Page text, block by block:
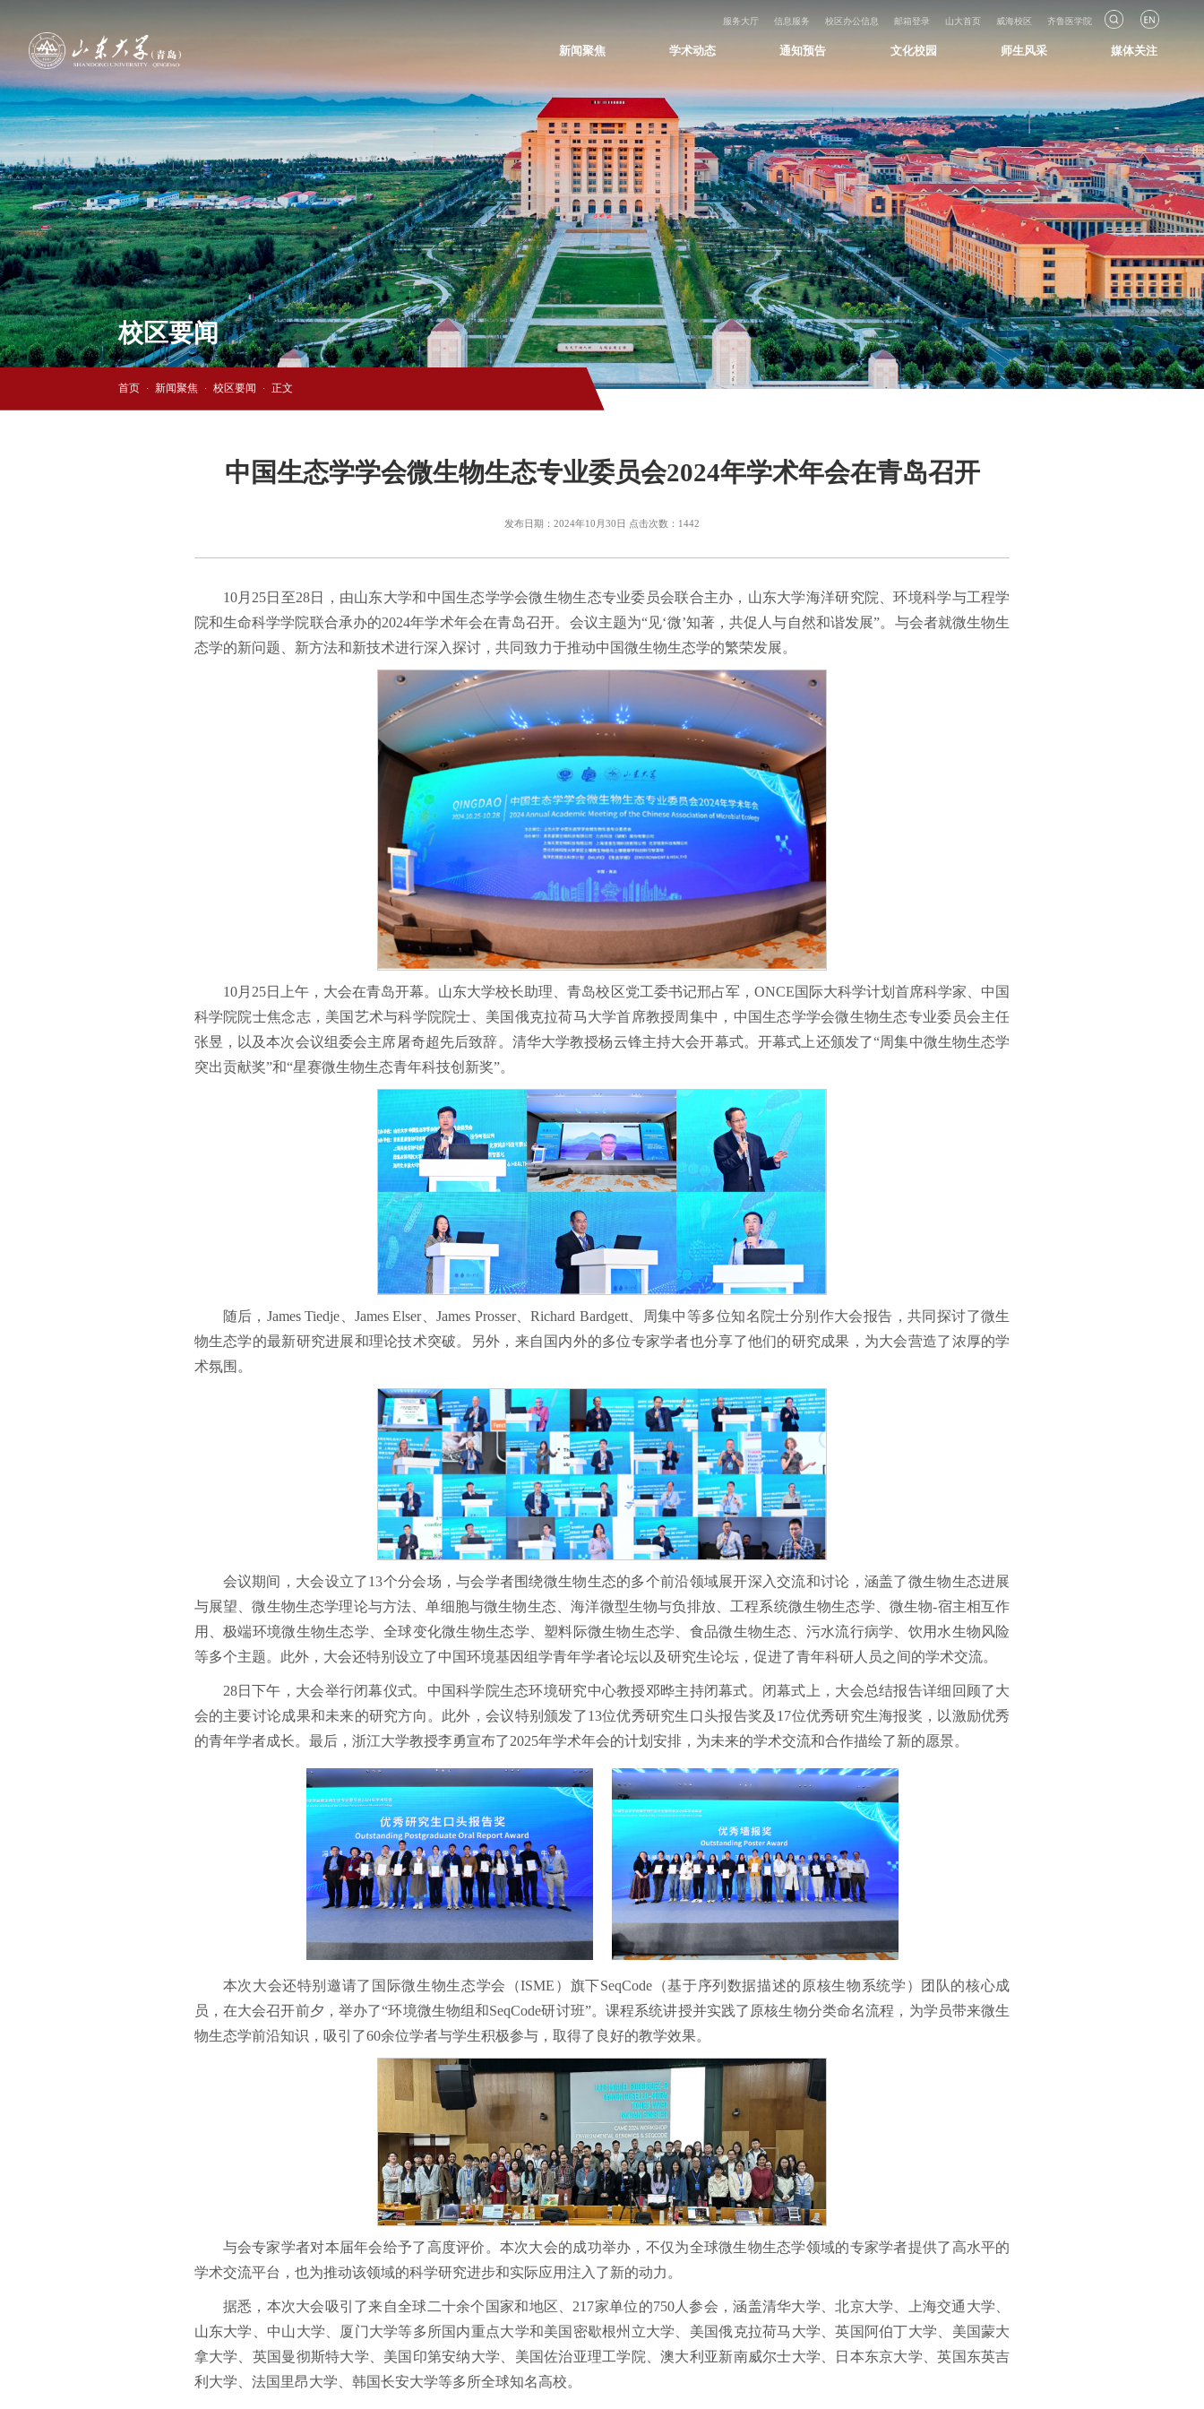
服务大厅 信息服务 校区办公信息 邮箱登录 山大首页 威海校区 齐鲁医学院
新闻聚焦 学术动态 通知预告 文化校园 师生风采 媒体关注
校区要闻
首页 · 新闻聚焦 · 校区要闻 · 正文
中国生态学学会微生物生态专业委员会2024年学术年会在青岛召开
发布日期：2024年10月30日 点击次数： 1442
10月25日至28日，由山东大学和中国生态学学会微生物生态专业委员会联合主办，山东大学海洋研究院、环境科学与工程学
院和生命科学学院联合承办的2024年学术年会在青岛召开。会议主题为“见‘微’知著，共促人与自然和谐发展”。 与会者就微生物生
态学的新问题、新方法和新技术进行深入探讨，共同致力于推动中国微生物生态学的繁荣发展。
10月25日上午，大会在青岛开幕。山东大学校长助理、青岛校区党工委书记邢占军，ONCE国际大科学计划首席科学家、中国
科学院院士焦念志，美国艺术与科学院院士、美国俄克拉荷马大学首席教授周集中，中国生态学学会微生物生态专业委员会主任
张昱，以及本次会议组委会主席屠奇超先后致辞。清华大学教授杨云锋主持大会开幕式。开幕式上还颁发了“周集中微生物生态学
突出贡献奖”和“星赛微生物生态青年科技创新奖”。
随后，James Tiedje、James Elser、James Prosser、Richard Bardgett、周集中等多位知名院士分别作大会报告，共同探讨了微生
物生态学的最新研究进展和理论技术突破。另外，来自国内外的多位专家学者也分享了他们的研究成果，为大会营造了浓厚的学
术氛围。
会议期间，大会设立了13个分会场，与会学者围绕微生物生态的多个前沿领域展开深入交流和讨论，涵盖了微生物生态进展
与展望、微生物生态学理论与方法、单细胞与微生物生态、海洋微型生物与负排放、工程系统微生物生态学、微生物-宿主相互作
用、极端环境微生物生态学、全球变化微生物生态学、塑料际微生物生态学、食品微生物生态、污水流行病学、饮用水生物风险
等多个主题。此外，大会还特别设立了中国环境基因组学青年学者论坛以及研究生论坛，促进了青年科研人员之间的学术交流。
28日下午，大会举行闭幕仪式。中国科学院生态环境研究中心教授邓晔主持闭幕式。闭幕式上，大会总结报告详细回顾了大
会的主要讨论成果和未来的研究方向。此外，会议特别颁发了13位优秀研究生口头报告奖及17位优秀研究生海报奖，以激励优秀
的青年学者成长。最后，浙江大学教授李勇宣布了2025年学术年会的计划安排，为未来的学术交流和合作描绘了新的愿景。
本次大会还特别邀请了国际微生物生态学会（ISME）旗下SeqCode（基于序列数据描述的原核生物系统学）团队的核心成
员，在大会召开前夕，举办了“环境微生物组和SeqCode研讨班”。课程系统讲授并实践了原核生物分类命名流程，为学员带来微生
物生态学前沿知识，吸引了60余位学者与学生积极参与，取得了良好的教学效果。
与会专家学者对本届年会给予了高度评价。本次大会的成功举办，不仅为全球微生物生态学领域的专家学者提供了高水平的
学术交流平台，也为推动该领域的科学研究进步和实际应用注入了新的动力。
据悉，本次大会吸引了来自全球二十余个国家和地区、217家单位的750人参会，涵盖清华大学、北京大学、上海交通大学、
山东大学、中山大学、厦门大学等多所国内重点大学和美国密歇根州立大学、美国俄克拉荷马大学、英国阿伯丁大学、美国蒙大
拿大学、英国曼彻斯特大学、美国印第安纳大学、美国佐治亚理工学院、澳大利亚新南威尔士大学、日本东京大学、英国东英吉
利大学、法国里昂大学、韩国长安大学等多所全球知名高校。